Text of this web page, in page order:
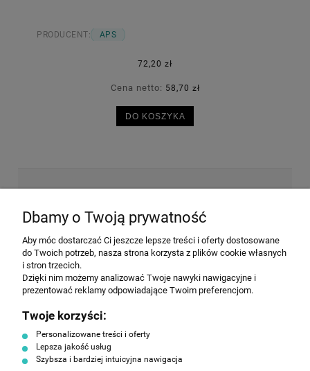
PRODUCENT: APS
72,20 zł
Cena netto: 58,70 zł
DO KOSZYKA
Wyrażam zgodę na przesyłanie informacji
handlowej na poniższy adres email. Więcej w
Polityce prywatności.
ZAPISZ SIĘ
Dbamy o Twoją prywatność
Aby móc dostarczać Ci jeszcze lepsze treści i oferty dostosowane
do Twoich potrzeb, nasza strona korzysta z plików cookie własnych
i stron trzecich.
Dzięki nim możemy analizować Twoje nawyki nawigacyjne i
prezentować reklamy odpowiadające Twoim preferencjom.
Twoje korzyści:
Personalizowane treści i oferty
Lepsza jakość usług
Szybsza i bardziej intuicyjna nawigacja